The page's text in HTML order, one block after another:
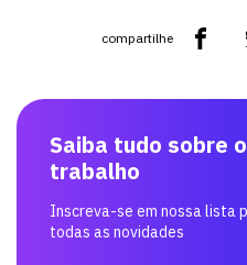
compartilhe
Saiba tudo sobre
trabalho
Inscreva-se em nossa lista
todas as novidades